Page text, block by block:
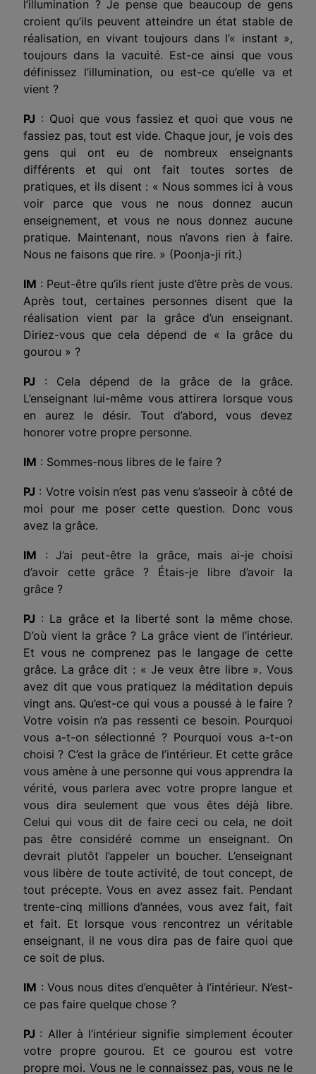
l’illumination ? Je pense que beaucoup de gens
croient qu’ils peuvent atteindre un état stable de
réalisation, en vivant toujours dans l’« instant »,
toujours dans la vacuité. Est-ce ainsi que vous
définissez l’illumination, ou est-ce qu’elle va et
vient ?
PJ : Quoi que vous fassiez et quoi que vous ne
fassiez pas, tout est vide. Chaque jour, je vois des
gens qui ont eu de nombreux enseignants
différents et qui ont fait toutes sortes de
pratiques, et ils disent : « Nous sommes ici à vous
voir parce que vous ne nous donnez aucun
enseignement, et vous ne nous donnez aucune
pratique. Maintenant, nous n’avons rien à faire.
Nous ne faisons que rire. » (Poonja-ji rit.)
IM : Peut-être qu’ils rient juste d’être près de vous.
Après tout, certaines personnes disent que la
réalisation vient par la grâce d’un enseignant.
Diriez-vous que cela dépend de « la grâce du
gourou » ?
PJ : Cela dépend de la grâce de la grâce.
L’enseignant lui-même vous attirera lorsque vous
en aurez le désir. Tout d’abord, vous devez
honorer votre propre personne.
IM : Sommes-nous libres de le faire ?
PJ : Votre voisin n’est pas venu s’asseoir à côté de
moi pour me poser cette question. Donc vous
avez la grâce.
IM : J’ai peut-être la grâce, mais ai-je choisi
d’avoir cette grâce ? Étais-je libre d’avoir la
grâce ?
PJ : La grâce et la liberté sont la même chose.
D’où vient la grâce ? La grâce vient de l’intérieur.
Et vous ne comprenez pas le langage de cette
grâce. La grâce dit : « Je veux être libre ». Vous
avez dit que vous pratiquez la méditation depuis
vingt ans. Qu’est-ce qui vous a poussé à le faire ?
Votre voisin n’a pas ressenti ce besoin. Pourquoi
vous a-t-on sélectionné ? Pourquoi vous a-t-on
choisi ? C’est la grâce de l’intérieur. Et cette grâce
vous amène à une personne qui vous apprendra la
vérité, vous parlera avec votre propre langue et
vous dira seulement que vous êtes déjà libre.
Celui qui vous dit de faire ceci ou cela, ne doit
pas être considéré comme un enseignant. On
devrait plutôt l’appeler un boucher. L’enseignant
vous libère de toute activité, de tout concept, de
tout précepte. Vous en avez assez fait. Pendant
trente-cinq millions d’années, vous avez fait, fait
et fait. Et lorsque vous rencontrez un véritable
enseignant, il ne vous dira pas de faire quoi que
ce soit de plus.
IM : Vous nous dites d’enquêter à l’intérieur. N’est-
ce pas faire quelque chose ?
PJ : Aller à l’intérieur signifie simplement écouter
votre propre gourou. Et ce gourou est votre
propre moi. Vous ne le connaissez pas, vous ne le